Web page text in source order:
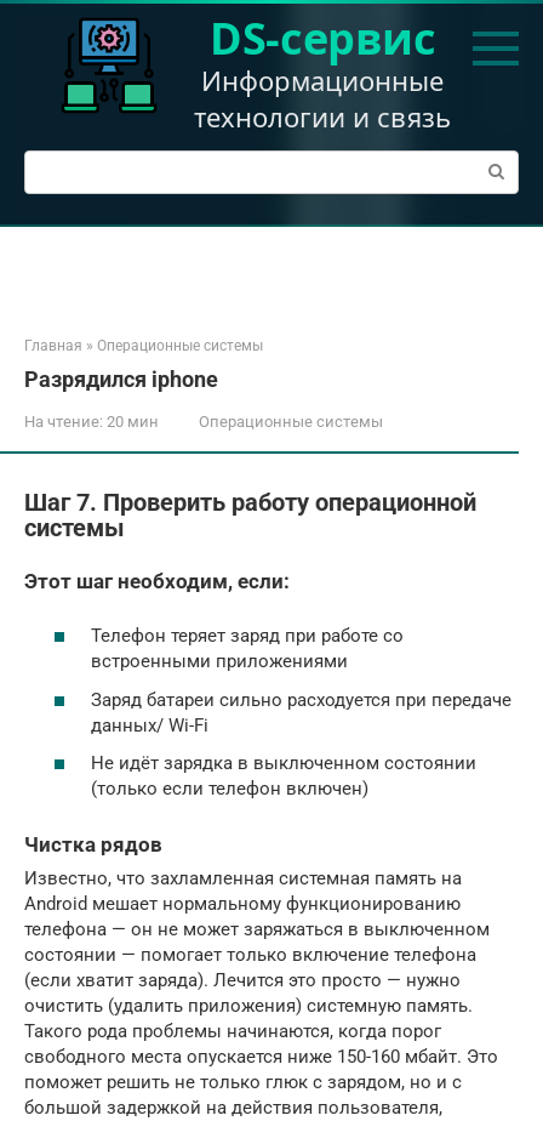
Перейти
DS-сервис
Информационные
технологии и связь
Поиск:
Главная » Операционные системы
Разрядился iphone
На чтение: 20 мин Операционные системы
Шаг 7. Проверить работу операционной
системы
Этот шаг необходим, если:
Телефон теряет заряд при работе со
встроенными приложениями
Заряд батареи сильно расходуется при передаче
данных/ Wi-Fi
Не идёт зарядка в выключенном состоянии
(только если телефон включен)
Чистка рядов
Известно, что захламленная системная память на
Android мешает нормальному функционированию
телефона — он не может заряжаться в выключенном
состоянии — помогает только включение телефона
(если хватит заряда). Лечится это просто — нужно
очистить (удалить приложения) системную память.
Такого рода проблемы начинаются, когда порог
свободного места опускается ниже 150-160 мбайт. Это
поможет решить не только глюк с зарядом, но и с
большой задержкой на действия пользователя,